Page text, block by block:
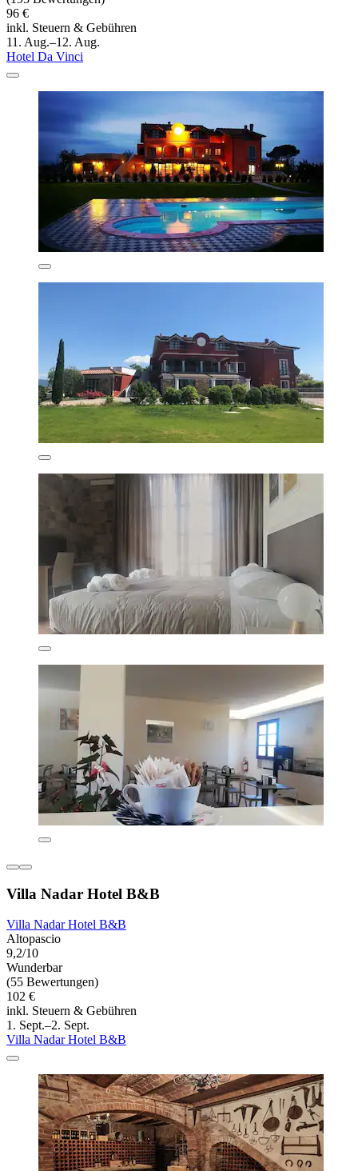
96 €
inkl. Steuern & Gebühren
11. Aug.–12. Aug.
Hotel Da Vinci
Villa Nadar Hotel B&B
Villa Nadar Hotel B&B
Altopascio
9,2/10
Wunderbar
(55 Bewertungen)
102 €
inkl. Steuern & Gebühren
1. Sept.–2. Sept.
Villa Nadar Hotel B&B